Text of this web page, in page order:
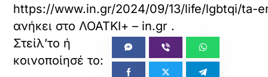
https://www.in.gr/2024/09/13/life/lgbtqi/ta-
ανήκει στοΛΟΑΤΚΙ+ – in.gr .